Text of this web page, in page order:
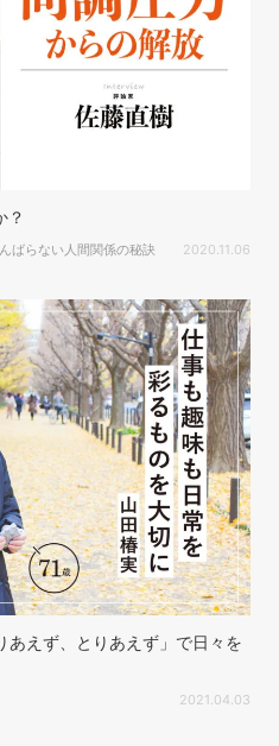
？
ばらない人間関係の秘訣 2020.11.06
あえず、とりあえず」で日々を
2021.04.03